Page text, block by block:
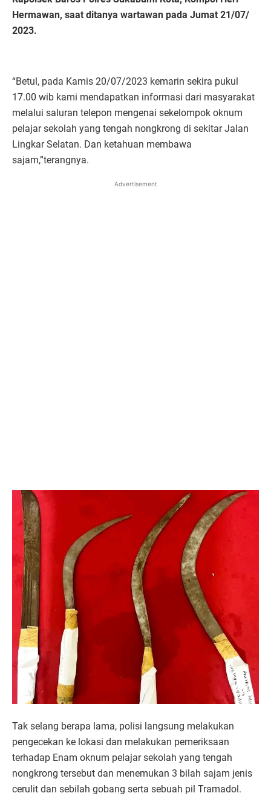
Hermawan, saat ditanya wartawan pada Jumat 21/07/
2023.
“Betul, pada Kamis 20/07/2023 kemarin sekira pukul
17.00 wib kami mendapatkan informasi dari masyarakat
melalui saluran telepon mengenai sekelompok oknum
pelajar sekolah yang tengah nongkrong di sekitar Jalan
Lingkar Selatan. Dan ketahuan membawa
sajam,”terangnya.
Advertisement
Tak selang berapa lama, polisi langsung melakukan
pengecekan ke lokasi dan melakukan pemeriksaan
terhadap Enam oknum pelajar sekolah yang tengah
nongkrong tersebut dan menemukan 3 bilah sajam jenis
cerulit dan sebilah gobang serta sebuah pil Tramadol.